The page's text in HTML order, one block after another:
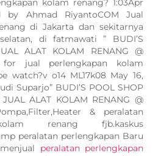
kolam renang? 1:03Apr
by Ahmad RiyantoCOM Jual
di Jakarta dan sekitarnya
di fatmawati ” BUDI’S
ALAT KOLAM RENANG @
for jual perlengkapan kolam
watch?v o14 ML17k08 May 16,
Suparjo” BUDI’S POOL SHOP
ALAT KOLAM RENANG @
& peralatan
renang fjb.kaskus
peralatan perlengkapan Baru
peralatan perlengkapan